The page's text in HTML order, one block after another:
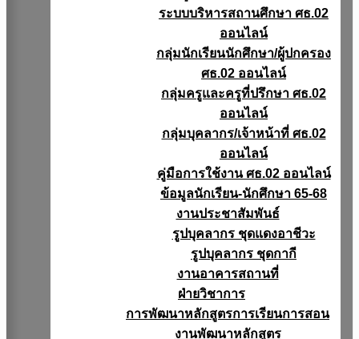
ระบบบริหารสถานศึกษา ศธ.02
ออนไลน์
กลุ่มนักเรียนนักศึกษา/ผู้ปกครอง
ศธ.02 ออนไลน์
กลุ่มครูและครูที่ปรึกษา ศธ.02
ออนไลน์
กลุ่มบุคลากร/เจ้าหน้าที่ ศธ.02
ออนไลน์
คู่มือการใช้งาน ศธ.02 ออนไลน์
ข้อมูลนักเรียน-นักศึกษา 65-68
งานประชาสัมพันธ์
รูปบุคลากร ชุดแดงอาชีวะ
รูปบุคลากร ชุดกากี
งานอาคารสถานที่
ฝ่ายวิชาการ
การพัฒนาหลักสูตรการเรียนการสอน
งานพัฒนาหลักสูตร